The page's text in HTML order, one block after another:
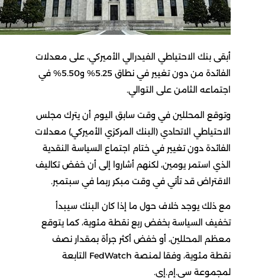
أبقى بنك الاحتياطي الفيدرالي الأميركي، على معدلات
الفائدة من دون تغيير في نطاق 5.25% و5.50% في
اجتماعه الثامن على التوالي.
وتوقع المحللين في وقت سابق اليوم أن يترك مجلس
الاحتياطي الاتحادي (البنك المركزي الأميركي) معدلات
الفائدة دون تغيير في ختام اجتماع السياسة النقدية
الذي استمر يومين، لكنهم أشاروا إلى أن خفض تكاليف
الاقتراض قد تأتي في وقت مبكر ربما في سبتمبر.
مع ذلك يوجد خلاف حول ما إذا كان البنك سيبدأ
تخفيف السياسة بخفض ربع نقطة مئوية، كما يتوقع
معظم المحللين، أو خفض أكثر جرأة بمقدار نصف
نقطة مئوية، وفقا لمنصة FedWatch التابعة
لمجموعة سي.إم.إي.